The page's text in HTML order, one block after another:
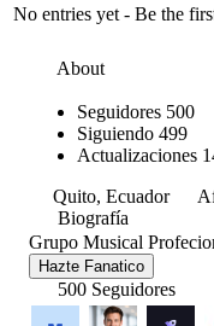
No entries yet - Be the
About
Seguidores 500
Siguiendo 499
Actualizaciones
Quito, Ecuador
Biografía
Grupo Musical
Hazte Fanatico
500 Seguidores